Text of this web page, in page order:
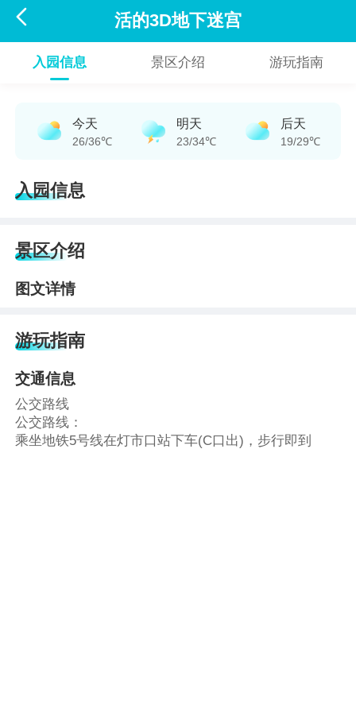
 活的3D地下迷宫
入园信息 景区介绍 游玩指南
今天
26/36℃
明天
23/34℃
后天
19/29℃
入园信息
景区介绍
图文详情
游玩指南
交通信息
公交路线
公交路线：
乘坐地铁5号线在灯市口站下车(C口出)，步行即到